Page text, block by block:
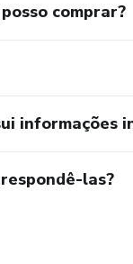
comprar?
informações
las?